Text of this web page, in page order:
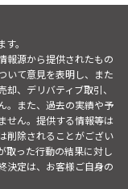
。
報源から提供されたもの
いて意見を表明し、また
、デリバティブ取引、
。また、過去の実績や予
せん。提供する情報等は
削除されることがござい
取った行動の結果に対し
決定は、お客様ご自身の